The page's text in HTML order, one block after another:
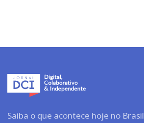
Saiba o que acontece hoje no